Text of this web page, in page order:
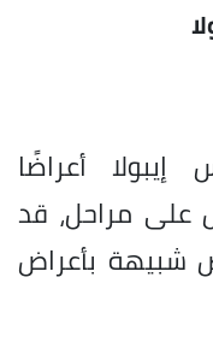
أعراضًا
على مراحل، قد
شبيهة بأعراض